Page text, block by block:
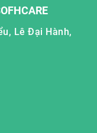
Lê Đại Hành,